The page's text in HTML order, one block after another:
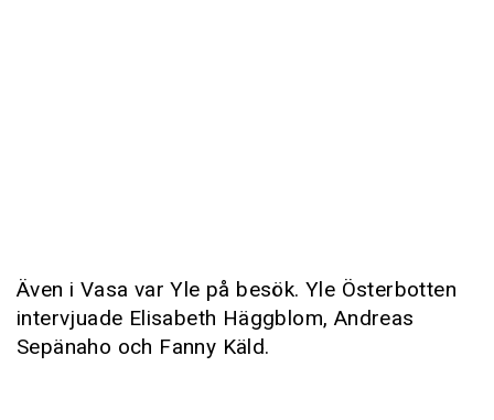
Även i Vasa var Yle på besök. Yle Österbotten
intervjuade Elisabeth Häggblom, Andreas
Sepänaho och Fanny Käld.